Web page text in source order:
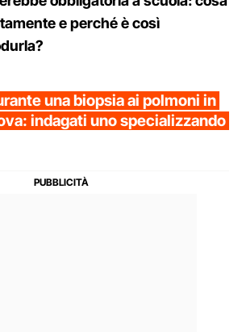
e perché è così
una biopsia ai polmoni in
indagati uno specializzando